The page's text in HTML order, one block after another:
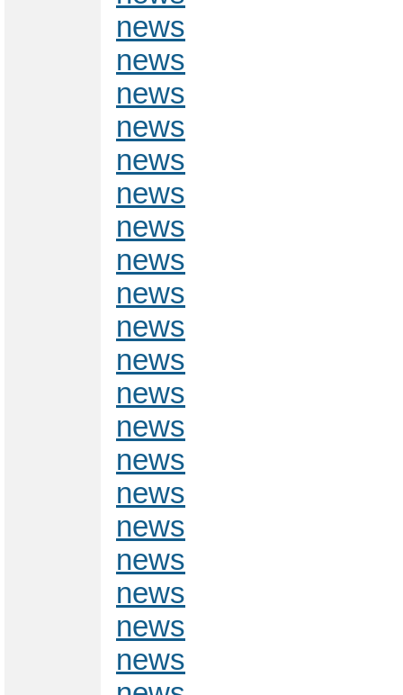
news
news
news
news
news
news
news
news
news
news
news
news
news
news
news
news
news
news
news
news